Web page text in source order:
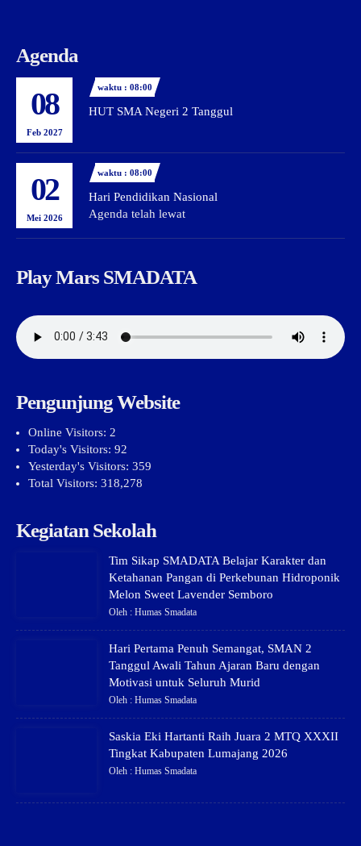
Agenda
08
Feb 2027
waktu : 08:00
HUT SMA Negeri 2 Tanggul
02
Mei 2026
waktu : 08:00
Hari Pendidikan Nasional
Agenda telah lewat
Play Mars SMADATA
Pengunjung Website
Online Visitors: 2
Today's Visitors: 92
Yesterday's Visitors: 359
Total Visitors: 318,278
Kegiatan Sekolah
Tim Sikap SMADATA Belajar Karakter dan
Ketahanan Pangan di Perkebunan Hidroponik
Melon Sweet Lavender Semboro
Oleh : Humas Smadata
Hari Pertama Penuh Semangat, SMAN 2
Tanggul Awali Tahun Ajaran Baru dengan
Motivasi untuk Seluruh Murid
Oleh : Humas Smadata
Saskia Eki Hartanti Raih Juara 2 MTQ XXXII
Tingkat Kabupaten Lumajang 2026
Oleh : Humas Smadata